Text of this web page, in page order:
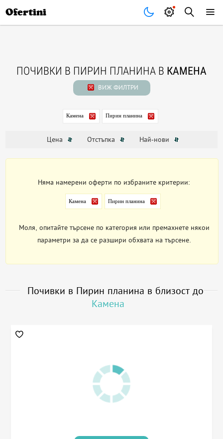
Ofertini
ПОЧИВКИ В ПИРИН ПЛАНИНА В КАМЕНА
ВИЖ ФИЛТРИ
Камена Пирин планина
Цена Отстъпка Най-нови
Няма намерени оферти по избраните критерии:
Камена Пирин планина
Моля, опитайте търсене по категория или премахнете някои
параметри за да се разшири обхвата на търсене.
Почивки в Пирин планина в близост до
Камена